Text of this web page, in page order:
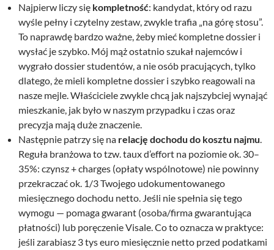
Najpierw liczy się kompletność: kandydat, który od razu
wyśle pełny i czytelny zestaw, zwykle trafia „na górę stosu”.
To naprawdę bardzo ważne, żeby mieć kompletne dossier i
wysłać je szybko. Mój mąż ostatnio szukał najemców i
wygrało dossier studentów, a nie osób pracujących, tylko
dlatego, że mieli kompletne dossier i szybko reagowali na
nasze mejle. Właściciele zwykle chcą jak najszybciej wynająć
mieszkanie, jak było w naszym przypadku i czas oraz
precyzja mają duże znaczenie.
Następnie patrzy się na relację dochodu do kosztu najmu.
Reguła branżowa to tzw. taux d’effort na poziomie ok. 30–
35%: czynsz + charges (opłaty wspólnotowe) nie powinny
przekraczać ok. 1/3 Twojego udokumentowanego
miesięcznego dochodu netto. Jeśli nie spełnia się tego
wymogu — pomaga gwarant (osoba/firma gwarantująca
płatności) lub poręczenie Visale. Co to oznacza w praktyce:
jeśli zarabiasz 3 tys euro miesięcznie netto przed podatkami